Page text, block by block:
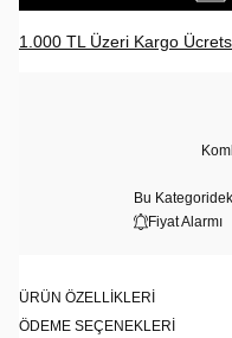
1.000 TL Üzeri Kargo
Bu
Fiyat Alarmı
ÜRÜN ÖZELLIKLERI
ÖDEME SEÇENEKLERI